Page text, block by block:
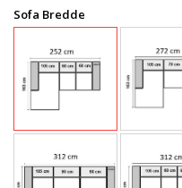
Sofa Bredde